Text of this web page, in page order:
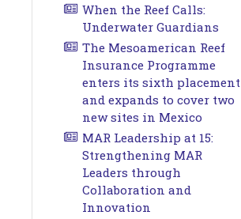
When the Reef Calls:
Underwater Guardians
The Mesoamerican Reef
Insurance Programme
enters its sixth placement
and expands to cover two
new sites in Mexico
MAR Leadership at 15:
Strengthening MAR
Leaders through
Collaboration and
Innovation